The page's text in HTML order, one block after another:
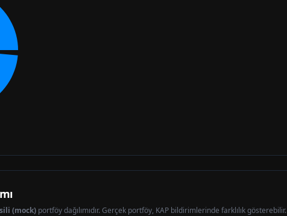
(mock) portföy dağılımıdır. Gerçek portföy, KAP bildirimlerinde farklılık gösterebilir.